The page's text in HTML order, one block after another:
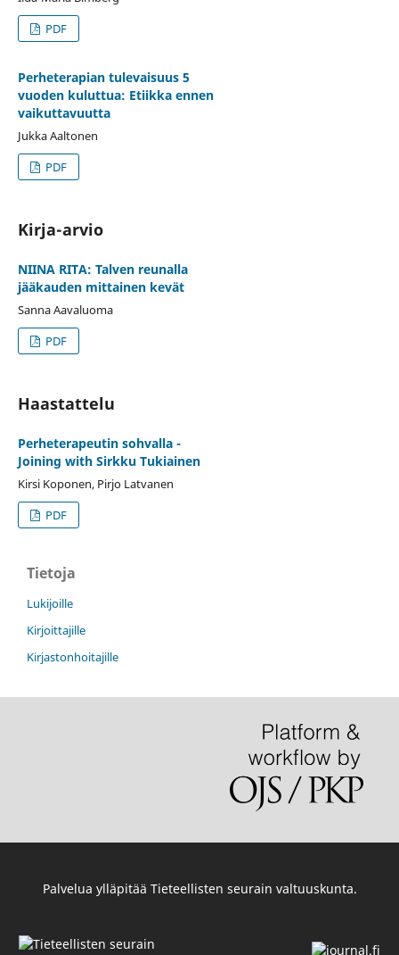
PDF
Perheterapian tulevaisuus 5
vuoden kuluttua: Etiikka ennen
vaikuttavuutta
Jukka Aaltonen
PDF
Kirja-arvio
NIINA RITA: Talven reunalla
jääkauden mittainen kevät
Sanna Aavaluoma
PDF
Haastattelu
Perheterapeutin sohvalla -
Joining with Sirkku Tukiainen
Kirsi Koponen, Pirjo Latvanen
PDF
Tietoja
Lukijoille
Kirjoittajille
Kirjastonhoitajille
Palvelua ylläpitää Tieteellisten seurain valtuuskunta.